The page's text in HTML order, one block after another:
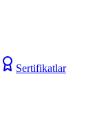
Sertifikatlar